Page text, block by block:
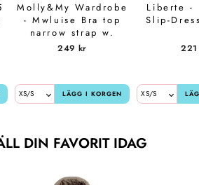
Molly&My Wardrobe
- Mwluise Bra top
narrow strap w.
padding - Black
249 kr
LÄGG I KORGEN
Liberte -
Slip-
DIN FAVORIT IDAG
10%